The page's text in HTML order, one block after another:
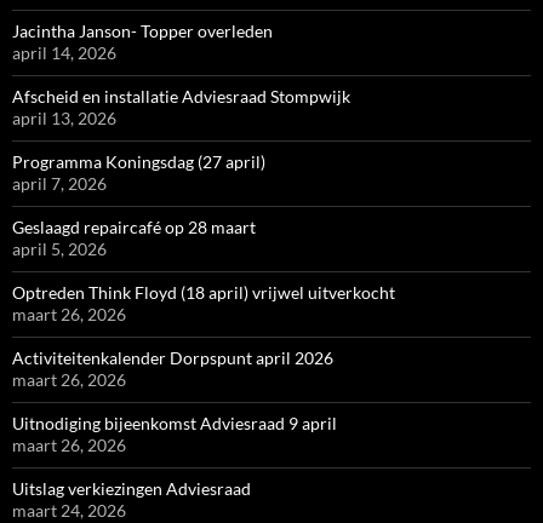
Jacintha Janson- Topper overleden
april 14, 2026
Afscheid en installatie Adviesraad Stompwijk
april 13, 2026
Programma Koningsdag (27 april)
april 7, 2026
Geslaagd repaircafé op 28 maart
april 5, 2026
Optreden Think Floyd (18 april) vrijwel uitverkocht
maart 26, 2026
Activiteitenkalender Dorpspunt april 2026
maart 26, 2026
Uitnodiging bijeenkomst Adviesraad 9 april
maart 26, 2026
Uitslag verkiezingen Adviesraad
maart 24, 2026